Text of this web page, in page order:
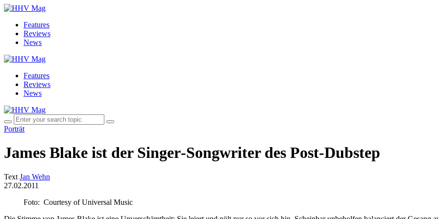
Features
Reviews
News
Features
Reviews
News
Porträt
James Blake ist der Singer‑Songwriter des Post‑Dubstep
Text Jan Wehn
27.02.2011
Foto: Courtesy of Universal Music